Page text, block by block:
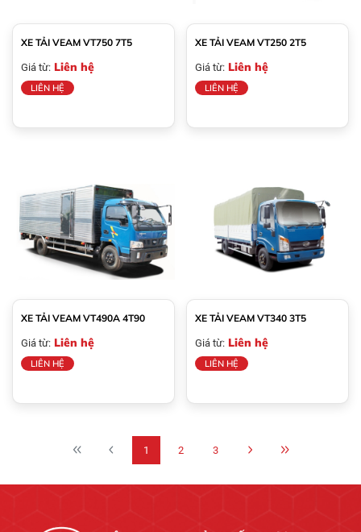
XE TẢI VEAM VT750 7T5
Giá từ: Liên hệ
LIÊN HỆ
XE TẢI VEAM VT250 2T5
Giá từ: Liên hệ
LIÊN HỆ
XE TẢI VEAM VT490A 4T90
Giá từ: Liên hệ
LIÊN HỆ
XE TẢI VEAM VT340 3T5
Giá từ: Liên hệ
LIÊN HỆ
1 2 3